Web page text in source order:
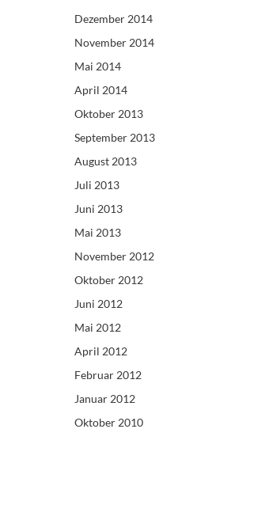
Dezember 2014
November 2014
Mai 2014
April 2014
Oktober 2013
September 2013
August 2013
Juli 2013
Juni 2013
Mai 2013
November 2012
Oktober 2012
Juni 2012
Mai 2012
April 2012
Februar 2012
Januar 2012
Oktober 2010